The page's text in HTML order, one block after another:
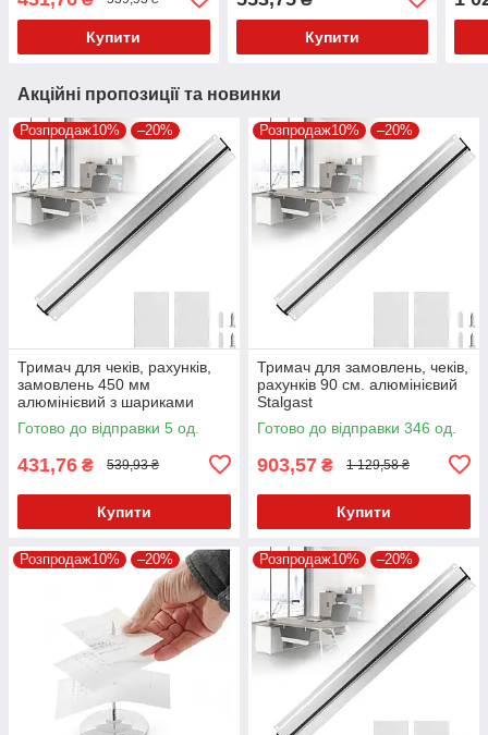
Купити Купити
Акційні пропозиції та новинки
Розпродаж10% –20%
Тримач для чеків, рахунків,
замовлень 450 мм
алюмінієвий з шариками
Stalgast 099102
Готово до відправки 5 од.
431,76 ₴ 539,93 ₴
Купити
Розпродаж10% –20%
Тримач для замовлень, чеків,
рахунків 90 см. алюмінієвий
Stalgast
Готово до відправки 346 од.
903,57 ₴ 1 129,58 ₴
Купити
Розпродаж10% –20% Розпродаж10% –20%